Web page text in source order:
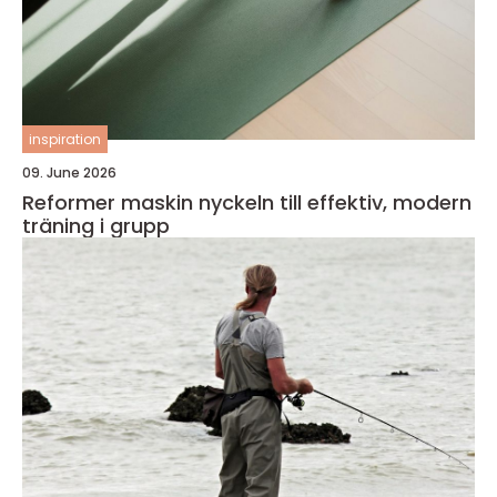
inspiration
09. June 2026
Reformer maskin nyckeln till effektiv, modern
träning i grupp